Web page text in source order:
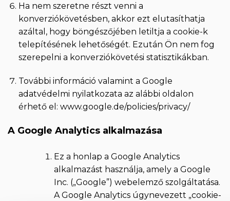
Ha nem szeretne részt venni a
konverziókövetésben, akkor ezt elutasíthatja
azáltal, hogy böngészőjében letiltja a cookie-k
telepítésének lehetőségét. Ezután Ön nem fog
szerepelni a konverziókövetési statisztikákban.
További információ valamint a Google
adatvédelmi nyilatkozata az alábbi oldalon
érhető el: www.google.de/policies/privacy/
A Google Analytics alkalmazása
Ez a honlap a Google Analytics
alkalmazást használja, amely a Google
Inc. („Google”) webelemző szolgáltatása.
A Google Analytics úgynevezett „cookie-